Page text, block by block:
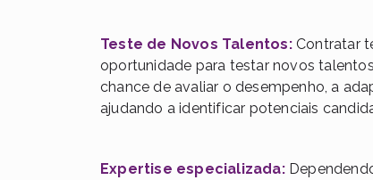
Teste de Novos Talentos:Contratar
oportunidade para testar novos
chance de avaliar o desempenho, a
ajudando a identificar potenciais
Expertise especializada: